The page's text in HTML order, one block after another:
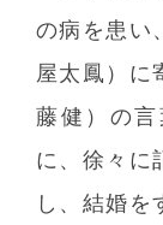
の病を患い
屋太鳳）に
藤健）の
に、徐々に
し、結婚を